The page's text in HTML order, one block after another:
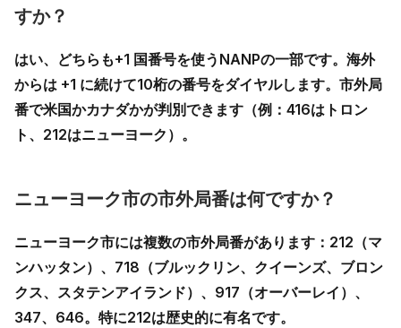
すか？
はい、どちらも+1 国番号を使うNANPの一部です。海外
からは +1 に続けて10桁の番号をダイヤルします。市外局
番で米国かカナダかが判別できます（例：416はトロン
ト、212はニューヨーク）。
ニューヨーク市の市外局番は何ですか？
ニューヨーク市には複数の市外局番があります： 212 （マ
ンハッタン）、 718 （ブルックリン、クイーンズ、ブロン
クス、スタテンアイランド）、 917 （オーバーレイ）、
347、646。特に212は歴史的に有名です。